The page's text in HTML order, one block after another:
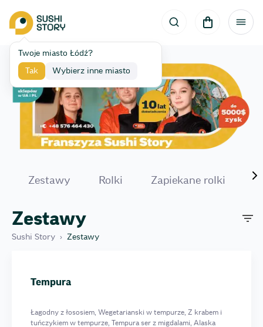
Twoje miasto Łódź?
Tak Wybierz inne miasto
Zestawy Rolki Zapiekane rolki
Zestawy
Sushi Story › Zestawy
Big Family Box
Sea Food Box
Tempura
Łagodny z łososiem, Wegetarianski w tempurze, Z krabem i
tuńczykiem w tempurze, Tempura ser z migdalami, Alaska